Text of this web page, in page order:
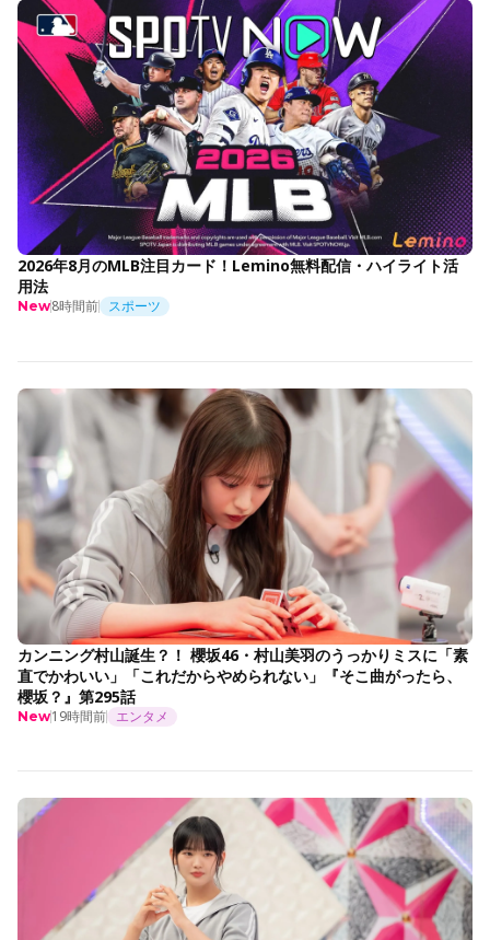
2026年8月のMLB注目カード！Lemino無料配信・ハイライト活
用法
New8時間前 スポーツ
カンニング村山誕生？！ 櫻坂46・村山美羽のうっかりミスに「素
直でかわいい」「これだからやめられない」『そこ曲がったら、
櫻坂？』第295話
New19時間前 エンタメ